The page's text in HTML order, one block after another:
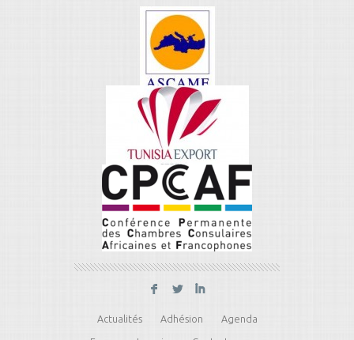
F L I
Actualités Adhésion Agenda